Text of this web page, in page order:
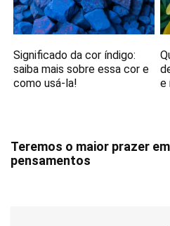
Significado da cor índigo:
saiba mais sobre essa cor e
como usá-la!
e
Teremos o maior prazer
pensamentos